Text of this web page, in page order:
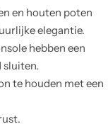
en houten poten
elegantie.
hebben een
sluiten.
te houden met een